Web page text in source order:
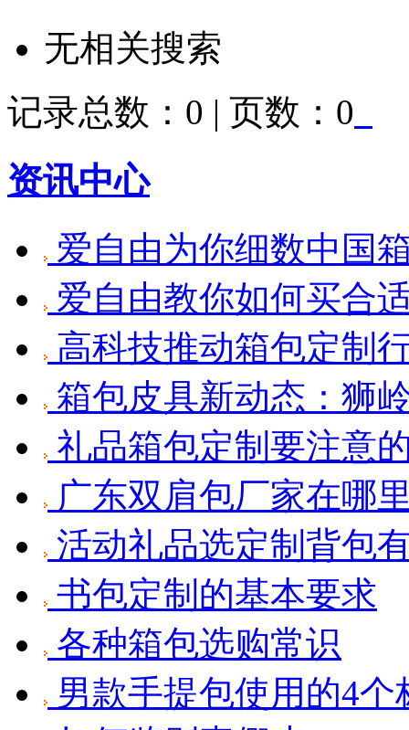
无相关搜索
记录总数：0 | 页数：0
资讯中心
爱自由为你细数中国
爱自由教你如何买合
高科技推动箱包定制
箱包皮具新动态：狮
礼品箱包定制要注意
广东双肩包厂家在哪
活动礼品选定制背包
书包定制的基本要求
各种箱包选购常识
男款手提包使用的4个